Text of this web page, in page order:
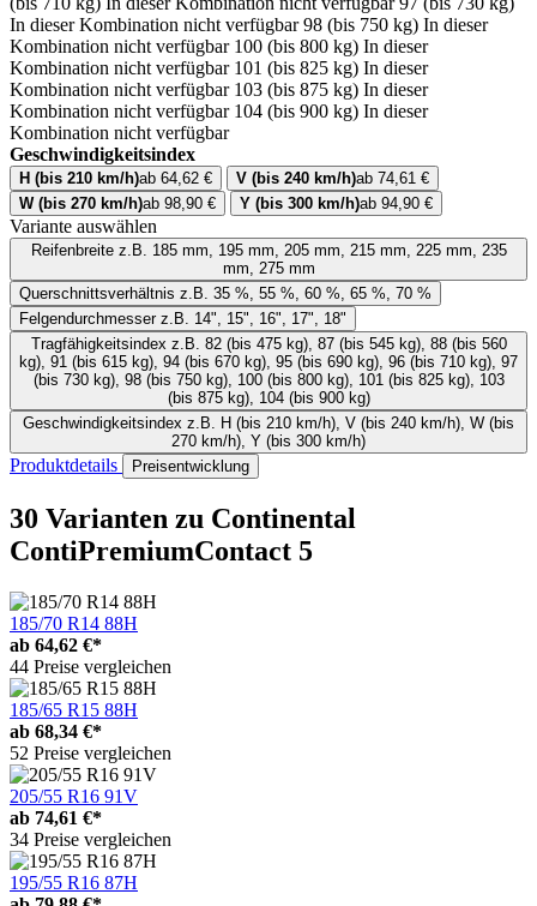
In dieser Kombination nicht verfügbar 98 (bis 750 kg) In dieser
Kombination nicht verfügbar 100 (bis 800 kg) In dieser
Kombination nicht verfügbar 101 (bis 825 kg) In dieser
Kombination nicht verfügbar 103 (bis 875 kg) In dieser
Kombination nicht verfügbar 104 (bis 900 kg) In dieser
Kombination nicht verfügbar
Geschwindigkeitsindex
H (bis 210 km/h)ab 64,62 € V (bis 240 km/h)ab 74,61 €
W (bis 270 km/h)ab 98,90 € Y (bis 300 km/h)ab 94,90 €
Variante auswählen
Reifenbreitez.B. 185 mm, 195 mm, 205 mm, 215 mm, 225 mm, 235
mm, 275 mm
Querschnittsverhältnis z.B. 35 %, 55 %, 60 %, 65 %, 70 %
Felgendurchmesser z.B. 14", 15", 16", 17", 18"
Tragfähigkeitsindex
kg), 91 (bis 615 kg), 94 (bis 670 kg), 95 (bis 690 kg), 96 (bis 710 kg), 97
(bis 730 kg), 98 (bis 750 kg), 100 (bis 800 kg), 101 (bis 825 kg), 103
(bis 875 kg), 104 (bis 900 kg)
Geschwindigkeitsindex
270 km/h), Y (bis 300 km/h)
Produktdetails Preisentwicklung
30 Varianten zu Continental
ContiPremiumContact 5
185/70 R14 88H
ab 64,62 €*
44 Preise vergleichen
185/65 R15 88H
ab 68,34 €*
52 Preise vergleichen
205/55 R16 91V
ab 74,61 €*
34 Preise vergleichen
195/55 R16 87H